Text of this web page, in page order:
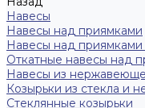
Навесы
Навесы над приямками
Навесы над приямками
Откатные навесы над
Навесы из
Козырьки из стекла и
Стеклянные козырьки